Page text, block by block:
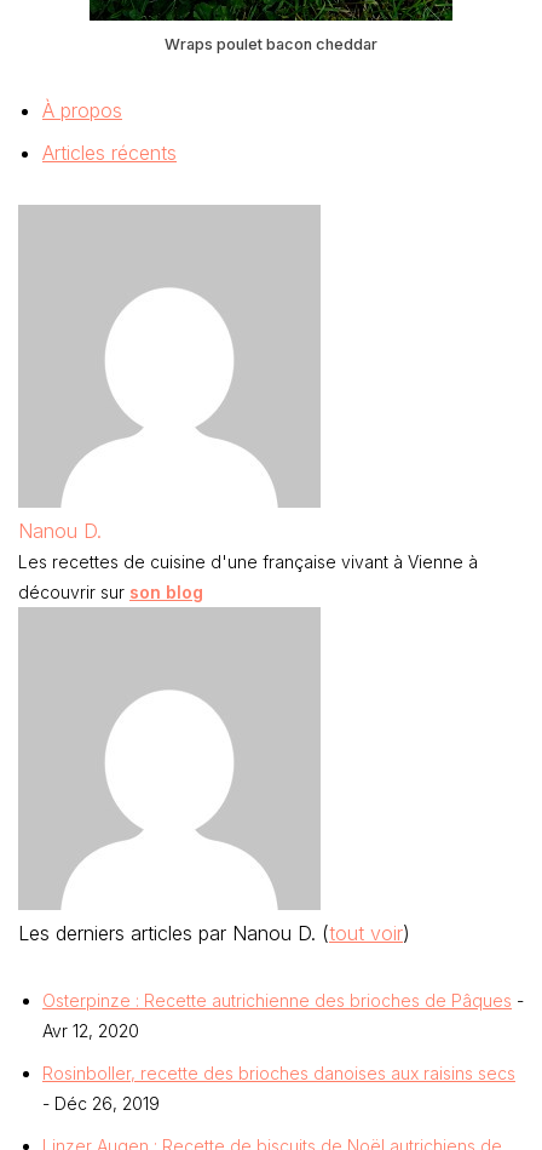
Wraps poulet bacon cheddar
À propos
Articles récents
Nanou D.
Les recettes de cuisine d'une française vivant à Vienne à
découvrir sur son blog
Les derniers articles par Nanou D. (tout voir)
Osterpinze : Recette autrichienne des brioches de Pâques -
Avr 12, 2020
Rosinboller, recette des brioches danoises aux raisins secs
- Déc 26, 2019
Linzer Augen ; Recette de biscuits de Noël autrichiens de